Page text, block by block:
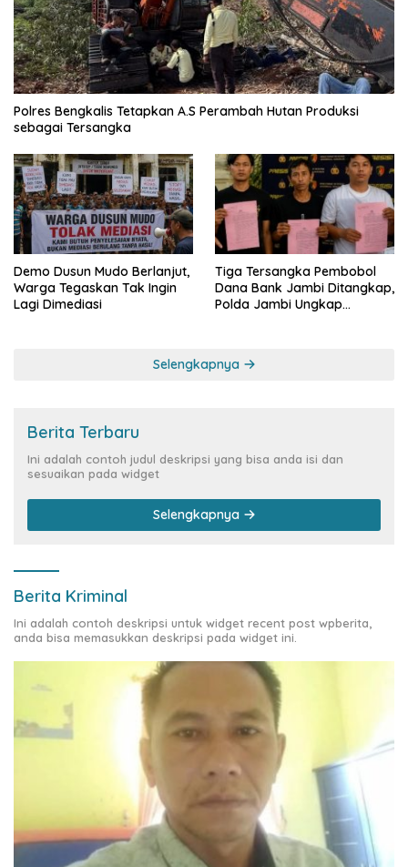
Polres Bengkalis Tetapkan A.S Perambah Hutan Produksi
sebagai Tersangka
Demo Dusun Mudo Berlanjut,
Warga Tegaskan Tak Ingin
Lagi Dimediasi
Tiga Tersangka Pembobol
Dana Bank Jambi Ditangkap,
Polda Jambi Ungkap
Selengkapnya
Berita Terbaru
Ini adalah contoh judul deskripsi yang bisa anda isi dan
sesuaikan pada widget
Selengkapnya
Berita Kriminal
Ini adalah contoh deskripsi untuk widget recent post wpberita,
anda bisa memasukkan deskripsi pada widget ini.